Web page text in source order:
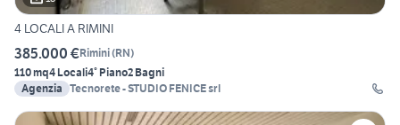
4 LOCALI A RIMINI
385.000 €Rimini(RN)
110 mq4 Locali4° Piano2 Bagni
Agenzia Tecnorete - STUDIO FENICE srl